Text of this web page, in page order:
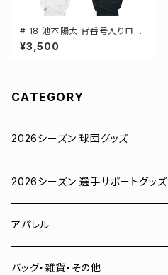
# 18 池本陽太 背番号入りロゴ
ドライTシャツ 長袖 選手還元 3
カラー S-5Lサイズ 000304
¥3,500
CATEGORY
2026シーズン 球団グッズ
ユニフォーム
Tシャツ
スウェット
2026シーズン 選手サポートグッズ
# 00 蓮
# 0 岡田竜汰
アパレル
スウェット・パーカー
バッグ・雑貨・その他